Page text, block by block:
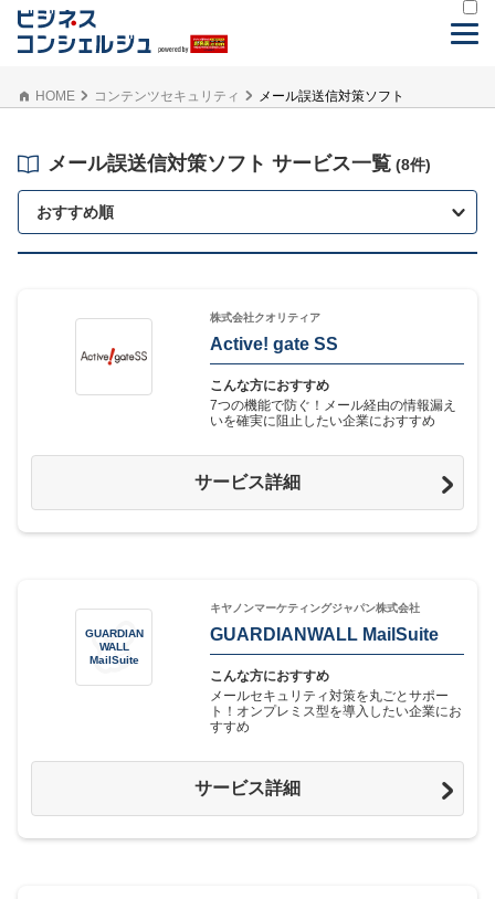
HOME コンテンツセキュリティ メール誤送信対策ソフト
メール誤送信対策ソフト サービス一覧 (8件)
おすすめ順
株式会社クオリティア
Active! gate SS‎
こんな方におすすめ
7つの機能で防ぐ！メール経由の情報漏え
いを確実に阻止したい企業におすすめ
サービス詳細
GUARDIAN
WALL
MailSuite
キヤノンマーケティングジャパン株式会社
GUARDIANWALL MailSuite
こんな方におすすめ
メールセキュリティ対策を丸ごとサポー
ト！オンプレミス型を導入したい企業にお
すすめ
サービス詳細